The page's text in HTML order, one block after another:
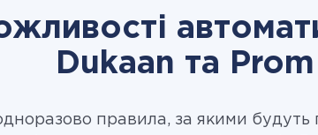
Dukaan та Prom
правила, за якими будуть